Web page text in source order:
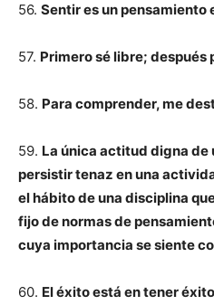
56. Sentir es un
57. Primero sé libre; después
58. Para comprender, me
59. La única actitud digna de
persistir tenaz en una
el hábito de una disciplina
fijo de normas de
cuya importancia se siente
60. El éxito está en tener